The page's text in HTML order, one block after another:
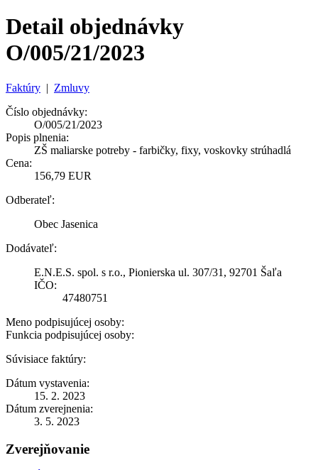
Detail objednávky
O/005/21/2023
Faktúry | Zmluvy
Číslo objednávky:
O/005/21/2023
Popis plnenia:
ZŠ maliarske potreby - farbičky, fixy, voskovky strúhadlá
Cena:
156,79 EUR
Odberateľ:
Obec Jasenica
Dodávateľ:
E.N.E.S. spol. s r.o., Pionierska ul. 307/31, 92701 Šaľa
IČO:
47480751
Meno podpisujúcej osoby:
Funkcia podpisujúcej osoby:
Súvisiace faktúry:
Dátum vystavenia:
15. 2. 2023
Dátum zverejnenia:
3. 5. 2023
Zverejňovanie